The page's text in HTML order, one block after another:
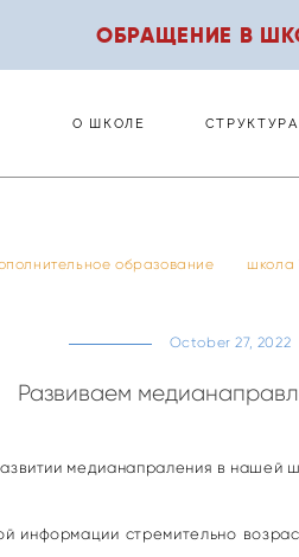
ОБРАЩЕНИЕ В
О ШКОЛЕ
образование школа
October 27, 2022
Развиваем
медианапраления в нашей
информации стремительно